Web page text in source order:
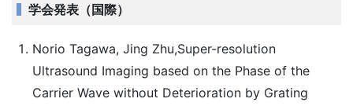
学会発表（国際）
Norio Tagawa, Jing Zhu,Super-resolution
Ultrasound Imaging based on the Phase of the
Carrier Wave without Deterioration by Grating